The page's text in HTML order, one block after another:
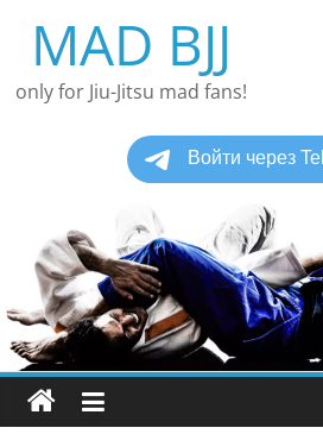
содержимому
MAD BJJ
only for Jiu-Jitsu mad fans!